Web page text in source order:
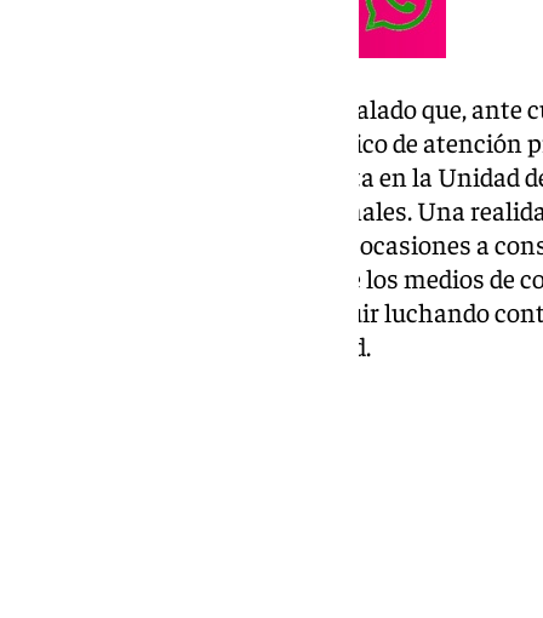
Desde el área sanitaria han señalado que,
ponerlo de manifiesto a su médico de atención
valorar dicha actitud que se trata en la Unidad
través de su equipo de profesionales. Una
vigente en nuestra sociedad, en ocasiones a
los jóvenes observan a través de los medios de
de la que todavía queda por seguir luchando
de juicios sociales de la sociedad.